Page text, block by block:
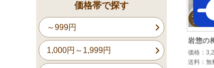
岩惣の
価格：
送料：無
価格帯で探す
～999円
1,000円～1,999円